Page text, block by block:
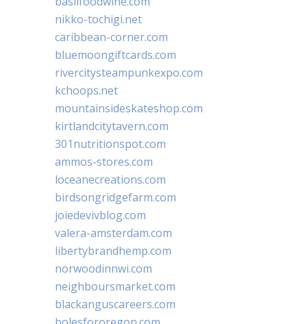
nikko-tochigi.net
caribbean-corner.com
bluemoongiftcards.com
rivercitysteampunkexpo.com
kchoops.net
mountainsideskateshop.com
kirtlandcitytavern.com
301nutritionspot.com
ammos-stores.com
loceanecreations.com
birdsongridgefarm.com
joiedevivblog.com
valera-amsterdam.com
libertybrandhemp.com
norwoodinnwi.com
neighboursmarket.com
blackanguscareers.com